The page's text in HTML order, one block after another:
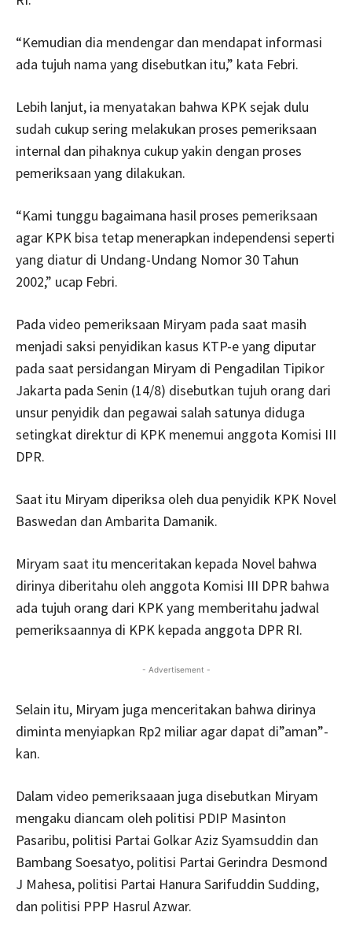
“Kemudian dia mendengar dan mendapat informasi
ada tujuh nama yang disebutkan itu,” kata Febri.
Lebih lanjut, ia menyatakan bahwa KPK sejak dulu
sudah cukup sering melakukan proses pemeriksaan
internal dan pihaknya cukup yakin dengan proses
pemeriksaan yang dilakukan.
“Kami tunggu bagaimana hasil proses pemeriksaan
agar KPK bisa tetap menerapkan independensi seperti
yang diatur di Undang-Undang Nomor 30 Tahun
2002,” ucap Febri.
Pada video pemeriksaan Miryam pada saat masih
menjadi saksi penyidikan kasus KTP-e yang diputar
pada saat persidangan Miryam di Pengadilan Tipikor
Jakarta pada Senin (14/8) disebutkan tujuh orang dari
unsur penyidik dan pegawai salah satunya diduga
setingkat direktur di KPK menemui anggota Komisi III
DPR.
Saat itu Miryam diperiksa oleh dua penyidik KPK Novel
Baswedan dan Ambarita Damanik.
Miryam saat itu menceritakan kepada Novel bahwa
dirinya diberitahu oleh anggota Komisi III DPR bahwa
ada tujuh orang dari KPK yang memberitahu jadwal
pemeriksaannya di KPK kepada anggota DPR RI.
- Advertisement -
Selain itu, Miryam juga menceritakan bahwa dirinya
diminta menyiapkan Rp2 miliar agar dapat di”aman”-
kan.
Dalam video pemeriksaaan juga disebutkan Miryam
mengaku diancam oleh politisi PDIP Masinton
Pasaribu, politisi Partai Golkar Aziz Syamsuddin dan
Bambang Soesatyo, politisi Partai Gerindra Desmond
J Mahesa, politisi Partai Hanura Sarifuddin Sudding,
dan politisi PPP Hasrul Azwar.